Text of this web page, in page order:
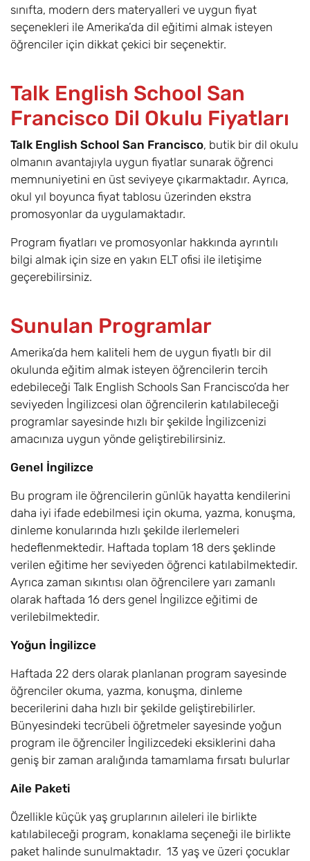
sınıfta, modern ders materyalleri ve uygun fiyat
seçenekleri ile Amerika’da dil eğitimi almak isteyen
öğrenciler için dikkat çekici bir seçenektir.
Talk English School San
Francisco Dil Okulu Fiyatları
Talk English School San Francisco, butik bir dil okulu
olmanın avantajıyla uygun fiyatlar sunarak öğrenci
memnuniyetini en üst seviyeye çıkarmaktadır. Ayrıca,
okul yıl boyunca fiyat tablosu üzerinden ekstra
promosyonlar da uygulamaktadır.
Program fiyatları ve promosyonlar hakkında ayrıntılı
bilgi almak için size en yakın ELT ofisi ile iletişime
geçerebilirsiniz.
Sunulan Programlar
Amerika’da hem kaliteli hem de uygun fiyatlı bir dil
okulunda eğitim almak isteyen öğrencilerin tercih
edebileceği Talk English Schools San Francisco’da her
seviyeden İngilizcesi olan öğrencilerin katılabileceği
programlar sayesinde hızlı bir şekilde İngilizcenizi
amacınıza uygun yönde geliştirebilirsiniz.
Genel İngilizce
Bu program ile öğrencilerin günlük hayatta kendilerini
daha iyi ifade edebilmesi için okuma, yazma, konuşma,
dinleme konularında hızlı şekilde ilerlemeleri
hedeflenmektedir. Haftada toplam 18 ders şeklinde
verilen eğitime her seviyeden öğrenci katılabilmektedir.
Ayrıca zaman sıkıntısı olan öğrencilere yarı zamanlı
olarak haftada 16 ders genel İngilizce eğitimi de
verilebilmektedir.
Yoğun İngilizce
Haftada 22 ders olarak planlanan program sayesinde
öğrenciler okuma, yazma, konuşma, dinleme
becerilerini daha hızlı bir şekilde geliştirebilirler.
Bünyesindeki tecrübeli öğretmeler sayesinde yoğun
program ile öğrenciler İngilizcedeki eksiklerini daha
geniş bir zaman aralığında tamamlama fırsatı bulurlar
Aile Paketi
Özellikle küçük yaş gruplarının aileleri ile birlikte
katılabileceği program, konaklama seçeneği ile birlikte
paket halinde sunulmaktadır. 13 yaş ve üzeri çocuklar